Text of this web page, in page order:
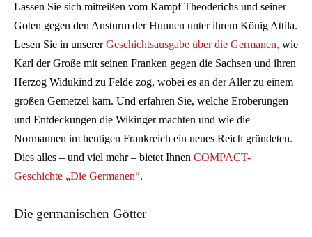
Lassen Sie sich mitreißen vom Kampf Theoderichs und seiner
Goten gegen den Ansturm der Hunnen unter ihrem König Attila.
Lesen Sie in unsererGeschichtsausgabe über die Germanen, wie
Karl der Große mit seinen Franken gegen die Sachsen und ihren
Herzog Widukind zu Felde zog, wobei es an der Aller zu einem
großen Gemetzel kam. Und erfahren Sie, welche Eroberungen
und Entdeckungen die Wikinger machten und wie die
Normannen im heutigen Frankreich ein neues Reich gründeten.
Dies alles – und viel mehr – bietet Ihnen COMPACT-
Geschichte „Die Germanen“.
Die germanischen Götter